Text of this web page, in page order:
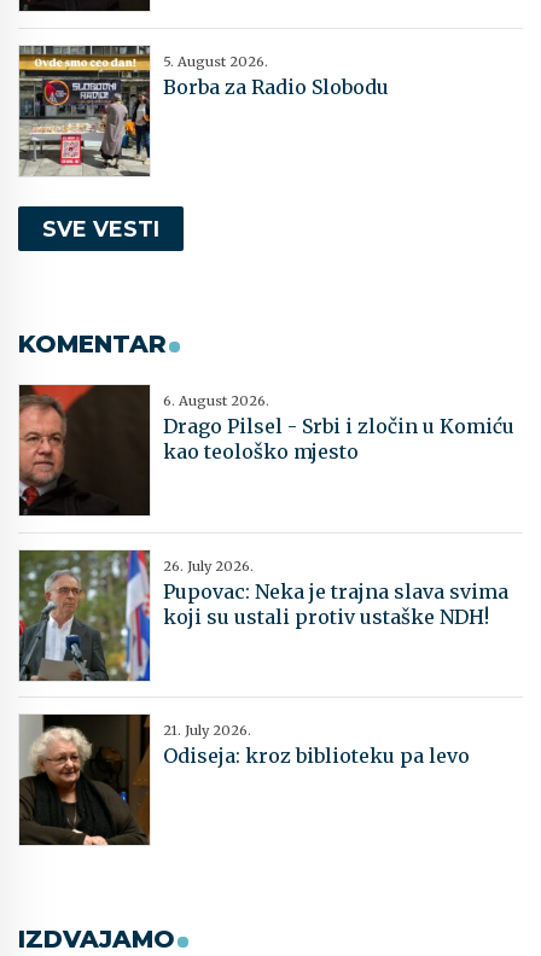
5. August 2026.
Borba za Radio Slobodu
SVE VESTI
KOMENTAR
6. August 2026.
Drago Pilsel - Srbi i zločin u Komiću
kao teološko mjesto
26. July 2026.
Pupovac: Neka je trajna slava svima
koji su ustali protiv ustaške NDH!
21. July 2026.
Odiseja: kroz biblioteku pa levo
IZDVAJAMO